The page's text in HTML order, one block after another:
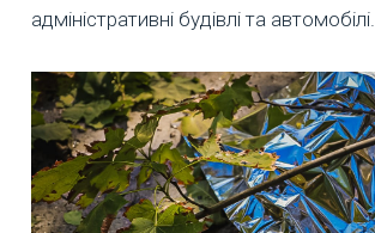
адміністративні будівлі та автомобілі.